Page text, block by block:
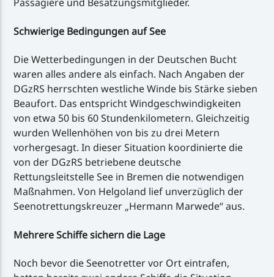
Schwierige Bedingungen auf See
Die Wetterbedingungen in der Deutschen Bucht
waren alles andere als einfach. Nach Angaben der
DGzRS herrschten westliche Winde bis Stärke sieben
Beaufort. Das entspricht Windgeschwindigkeiten
von etwa 50 bis 60 Stundenkilometern. Gleichzeitig
wurden Wellenhöhen von bis zu drei Metern
vorhergesagt. In dieser Situation koordinierte die
von der DGzRS betriebene deutsche
Rettungsleitstelle See in Bremen die notwendigen
Maßnahmen. Von Helgoland lief unverzüglich der
Seenotrettungskreuzer „Hermann Marwede“ aus.
Mehrere Schiffe sichern die Lage
Noch bevor die Seenotretter vor Ort eintrafen,